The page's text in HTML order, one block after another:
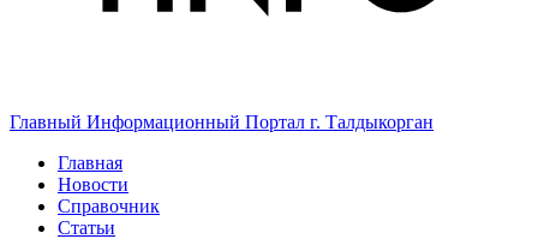
Главный Информационный Портал г. Талдыкорган
Главная
Новости
Справочник
Статьи